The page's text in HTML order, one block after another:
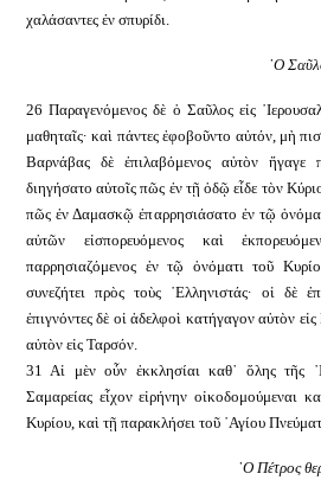
χαλάσαντες ἐν σπυρίδι.
῾Ο
26 Παραγενόμενος δὲ ὁ Σαῦλος εἰς
μαθηταῖς· καὶ πάντες ἐφοβοῦντο αὐτόν, μὴ
Βαρνάβας δὲ ἐπιλαβόμενος αὐτὸν ἤγαγε
διηγήσατο αὐτοῖς πῶς ἐν τῇ ὁδῷ εἶδε τὸν
πῶς ἐν Δαμασκῷ ἐπαρρησιάσατο ἐν τῷ
αὐτῶν εἰσπορευόμενος καὶ
παρρησιαζόμενος ἐν τῷ ὀνόματι τοῦ
συνεζήτει πρὸς τοὺς ῾Ελληνιστάς· οἱ δὲ
ἐπιγνόντες δὲ οἱ ἀδελφοὶ κατήγαγον αὐτὸν
αὐτὸν εἰς Ταρσόν.
31 Αἱ μὲν οὖν ἐκκλησίαι καθ᾿ ὅλης τῆς
Σαμαρείας εἶχον εἰρήνην οἰκοδομούμεναι
Κυρίου, καὶ τῇ παρακλήσει τοῦ ῾Αγίου
῾Ο Πέτρος